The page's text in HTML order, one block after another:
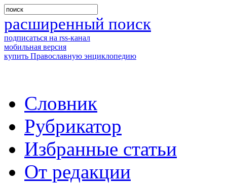
расширенный поиск
подписаться на rss-канал
мобильная версия
купить Православную энциклопедию
Словник
Рубрикатор
Избранные статьи
От редакции